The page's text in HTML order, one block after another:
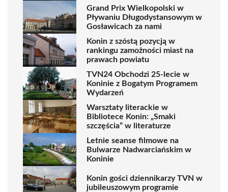
Grand Prix Wielkopolski w
Pływaniu Długodystansowym w
Gosławicach za nami
Konin z szóstą pozycją w
rankingu zamożności miast na
prawach powiatu
TVN24 Obchodzi 25-lecie w
Koninie z Bogatym Programem
Wydarzeń
Warsztaty literackie w
Bibliotece Konin: „Smaki
szczęścia” w literaturze
Letnie seanse filmowe na
Bulwarze Nadwarciańskim w
Koninie
Konin gości dziennikarzy TVN w
jubileuszowym programie